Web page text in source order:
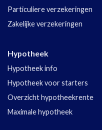
Particuliere verzekeringen
Zakelijke verzekeringen
Hypotheek
Hypotheek info
Hypotheek voor starters
Overzicht hypotheekrente
Maximale hypotheek